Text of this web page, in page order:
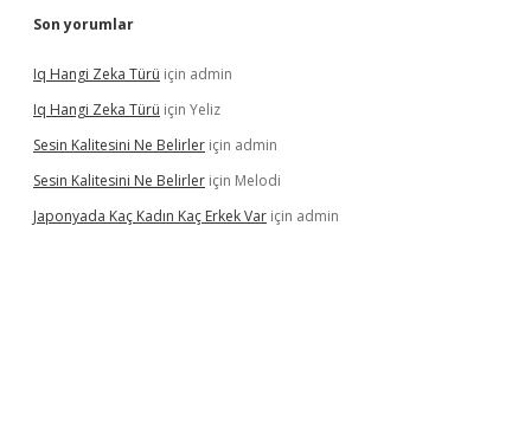
Son yorumlar
Iq Hangi Zeka Türü için admin
Iq Hangi Zeka Türü için Yeliz
Sesin Kalitesini Ne Belirler için admin
Sesin Kalitesini Ne Belirler için Melodi
Japonyada Kaç Kadın Kaç Erkek Var için admin